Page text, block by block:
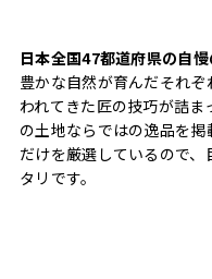
日本全国47都道府県の自
豊かな自然が育んだそれ
われてきた匠の技巧が詰
の土地ならではの逸品を
だけを厳選しているので
タリです。